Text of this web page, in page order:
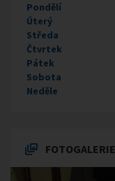
Pondělí
Úterý
Středa
Čtvrtek
Pátek
Sobota
Neděle
FOTOGALERIE